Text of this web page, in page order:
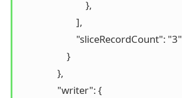
                        "sliceRecordCount": "3"					# 打印数量
                    }
                },
                "writer": {